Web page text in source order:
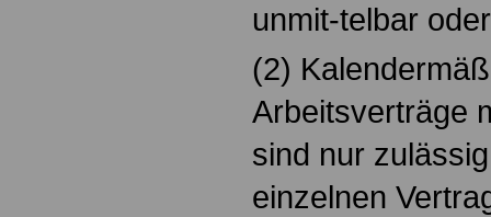
unmit-telbar
(2)
Arbeitsverträge
sind nur
einzelnen